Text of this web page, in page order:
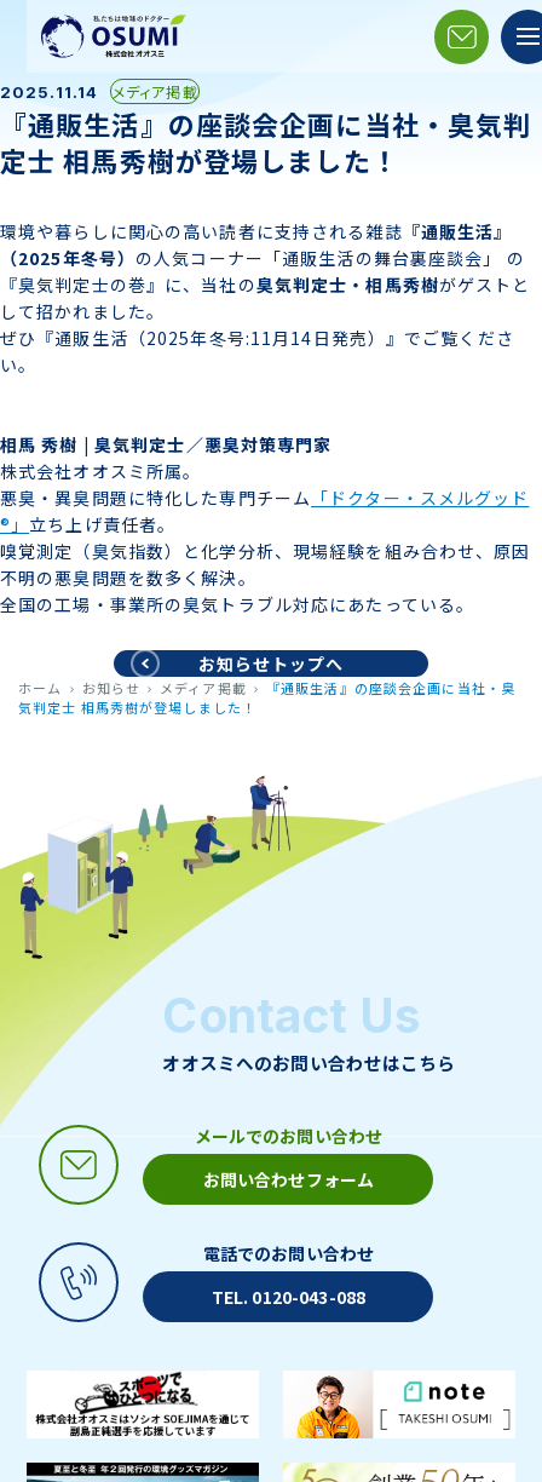
2025.11.14 メディア掲載
『通販生活』の座談会企画に当社・臭気判
定士 相馬秀樹が登場しました！
環境や暮らしに関心の高い読者に支持される雑誌 『通販生活』
（2025年冬号） の人気コーナー「通販生活の舞台裏座談会」 の
『臭気判定士の巻』に、当社の臭気判定士・相馬秀樹がゲストと
して招かれました。
ぜひ『通販生活（2025年冬号:11月14日発売）』でご覧くださ
い。
相馬 秀樹 | 臭気判定士／悪臭対策専門家
株式会社オオスミ所属。
悪臭・異臭問題に特化した専門チーム 「ドクター・スメルグッド
®」 立ち上げ責任者。
嗅覚測定（臭気指数）と化学分析、現場経験を組み合わせ、原因
不明の悪臭問題を数多く解決。
全国の工場・事業所の臭気トラブル対応にあたっている。
お知らせトップへ
ホーム お知らせ メディア掲載
『通販生活』の座談会企画に当社・臭
気判定士 相馬秀樹が登場しました！
Contact Us
オオスミへのお問い合わせはこちら
メールでのお問い合わせ
お問い合わせフォーム
電話でのお問い合わせ
TEL. 0120-043-088